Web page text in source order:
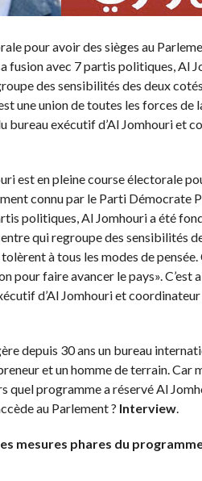
pour avoir des sièges au
fusion avec 7 partis politiques, Al
des sensibilités des deux
une union de toutes les forces
bureau exécutif d’Al Jomhouri et
est en pleine course électorale
connu par le Parti Démocrate
politiques, Al Jomhouri a été
qui regroupe des sensibilités
à tous les modes de pensée.
pour faire avancer le pays».
d’Al Jomhouri et
depuis 30 ans un bureau
et un homme de terrain. Car
quel programme a réservé Al
au Parlement ? Interview.
mesures phares du